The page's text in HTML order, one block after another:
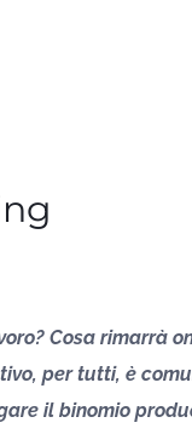
Cosa rimarrà
per tutti, è
il binomio